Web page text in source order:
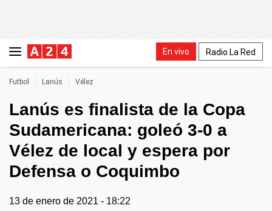
En vivo Radio La Red
Futbol Lanús Vélez
Lanús es finalista de la Copa
Sudamericana: goleó 3-0 a
Vélez de local y espera por
Defensa o Coquimbo
13 de enero de 2021 - 18:22